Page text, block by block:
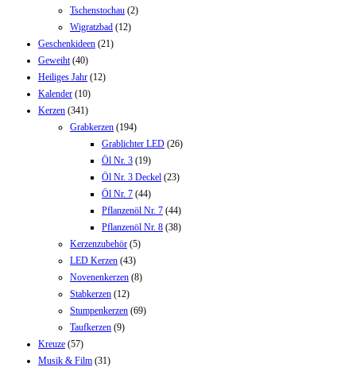
Tschenstochau (2)
Wigratzbad (12)
Geschenkideen (21)
Geweiht (40)
Heiliges Jahr (12)
Kalender (10)
Kerzen (341)
Grabkerzen (194)
Grablichter LED (26)
Öl Nr. 3 (19)
Öl Nr. 3 Deckel (23)
Öl Nr. 7 (44)
Pflanzenöl Nr. 7 (44)
Pflanzenöl Nr. 8 (38)
Kerzenzubehör (5)
LED Kerzen (43)
Novenenkerzen (8)
Stabkerzen (12)
Stumpenkerzen (69)
Taufkerzen (9)
Kreuze (57)
Musik & Film (31)